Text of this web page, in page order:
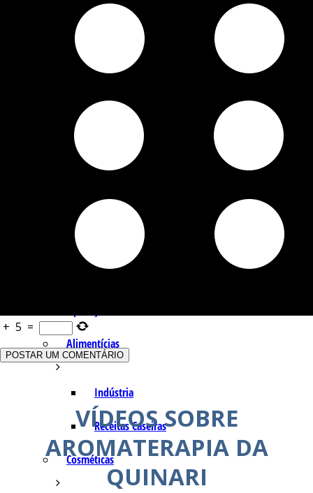
Miristicina
Alimentícias
Indústria
Receitas Caseiras
Cosméticas
+ 5 =
VÍDEOS SOBRE
AROMATERAPIA DA
QUINARI